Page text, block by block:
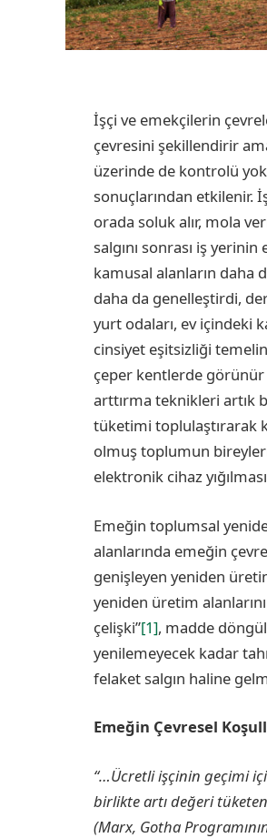
İşçi ve emekçilerin
çevresini şekillendirir
üzerinde de kontrolü
sonuçlarından etkilenir.
orada soluk alır, mola
salgını sonrası iş yerinin
kamusal alanların daha
daha da genelleştirdi,
yurt odaları, ev içindeki
cinsiyet eşitsizliği
çeper kentlerde
arttırma teknikleri artık
tüketimi toplulaştırarak
olmuş toplumun
elektronik cihaz
Emeğin toplumsal
alanlarında emeğin
genişleyen yeniden
yeniden üretim
çelişki”[1], madde
yenilemeyecek kadar
felaket salgın haline
Emeğin Çevresel
“…Ücretli işçinin geçimi
birlikte artı değeri
(Marx, Gotha